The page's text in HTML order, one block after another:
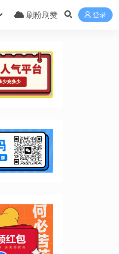
刷粉刷赞 登录